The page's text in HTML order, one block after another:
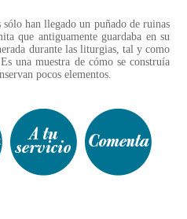
sólo han llegado un puñado de ruinas
que antiguamente guardaba en su
durante las liturgias, tal y como
una muestra de cómo se construía
pocos elementos.